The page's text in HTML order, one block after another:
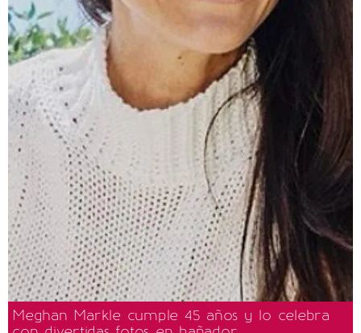
Meghan Markle cumple 45 años y lo celebra